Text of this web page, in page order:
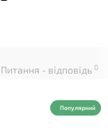
Питання - відповідь 0
Популярний